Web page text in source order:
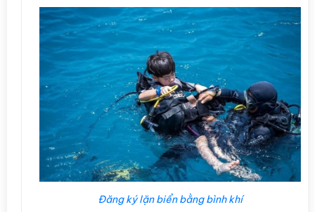
Đăng ký lặn biển bằng bình khí